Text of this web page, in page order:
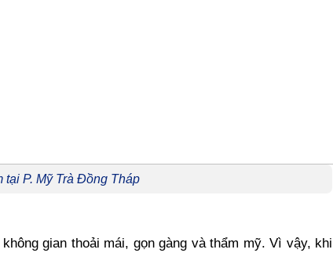
tại P. Mỹ Trà Đồng Tháp
gian thoải mái, gọn gàng và thẩm mỹ. Vì vậy, khi